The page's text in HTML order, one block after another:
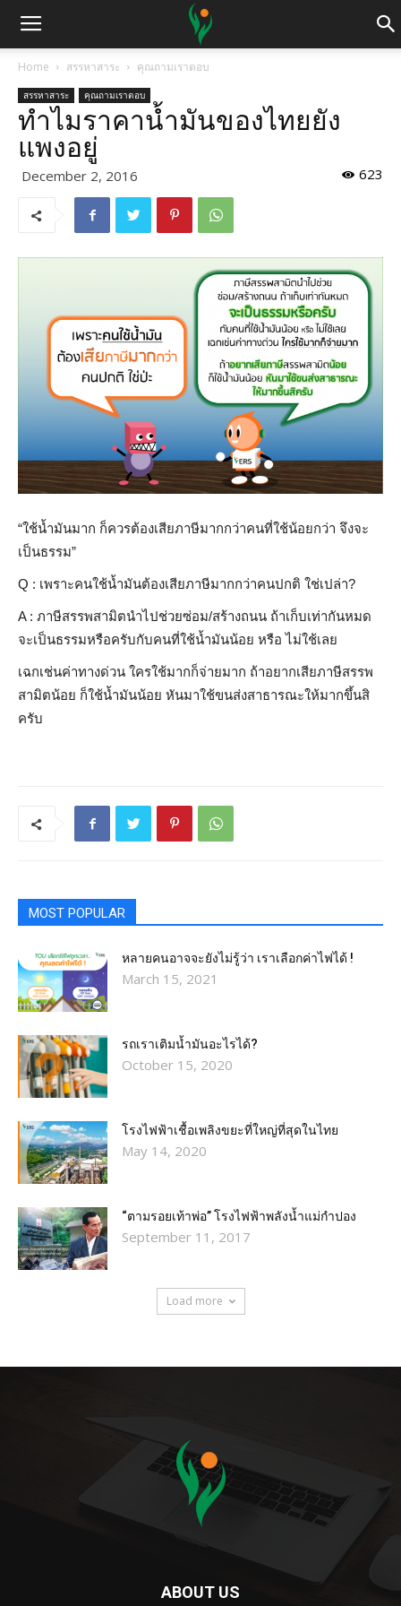
Home สรรหาสาระ คุณถามเราตอบ
สรรหาสาระ คุณถามเราตอบ
ทำไมราคาน้ำมันของไทยยัง
แพงอยู่
December 2, 2016 623
“ใช้น้ำมันมาก ก็ควรต้องเสียภาษีมากกว่าคนที่ใช้น้อยกว่า จึงจะ
เป็นธรรม”
Q : เพราะคนใช้น้ำมันต้องเสียภาษีมากกว่าคนปกติ ใช่เปล่า?
A : ภาษีสรรพสามิตนำไปช่วยซ่อม/สร้างถนน ถ้าเก็บเท่ากันหมด
จะเป็นธรรมหรือครับกับคนที่ใช้น้ำมันน้อย หรือ ไม่ใช้เลย
เฉกเช่นค่าทางด่วน ใครใช้มากก็จ่ายมาก ถ้าอยากเสียภาษีสรรพ
สามิตน้อย ก็ใช้น้ำมันน้อย หันมาใช้ขนส่งสาธารณะให้มากขึ้นสิ
ครับ
MOST POPULAR
หลายคนอาจจะยังไม่รู้ว่า เราเลือกค่าไฟได้ !
March 15, 2021
รถเราเติมน้ำมันอะไรได้?​
October 15, 2020
โรงไฟฟ้าเชื้อเพลิงขยะที่ใหญ่ที่สุดในไทย
May 14, 2020
“ตามรอยเท้าพ่อ” โรงไฟฟ้าพลังน้ำแม่กำปอง
September 11, 2017
Load more
ABOUT US